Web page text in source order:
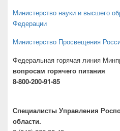
Министерство науки и высшего
Федерации
Министерство Просвещения
Федеральная горячая линия
вопросам горячего питания
8-800-200-91-85
Специалисты Управления
области.